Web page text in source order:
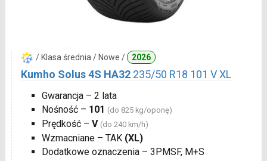
/ Klasa średnia / Nowe / 2026
Kumho Solus 4S HA32 235/50 R18 101 V XL
Gwarancja – 2 lata
Nośność – 101 (do 825 kg/oponę)
Prędkość – V (do 240 km/h)
Wzmacniane – TAK (XL)
Dodatkowe oznaczenia – 3PMSF, M+S